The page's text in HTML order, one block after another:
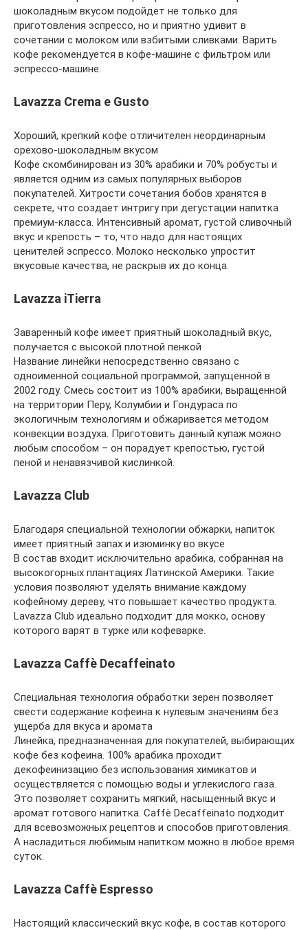
шоколадным вкусом подойдет не только для
приготовления эспрессо, но и приятно удивит в
сочетании с молоком или взбитыми сливками. Варить
кофе рекомендуется в кофе-машине с фильтром или
эспрессо-машине.
Lavazza Crema е Gusto
Хороший, крепкий кофе отличителен неординарным
орехово-шоколадным вкусом
Кофе скомбинирован из 30% арабики и 70% робусты и
является одним из самых популярных выборов
покупателей. Хитрости сочетания бобов хранятся в
секрете, что создает интригу при дегустации напитка
премиум-класса. Интенсивный аромат, густой сливочный
вкус и крепость – то, что надо для настоящих
ценителей эспрессо. Молоко несколько упростит
вкусовые качества, не раскрыв их до конца.
Lavazza iTierra
Заваренный кофе имеет приятный шоколадный вкус,
получается с высокой плотной пенкой
Название линейки непосредственно связано с
одноименной социальной программой, запущенной в
2002 году. Смесь состоит из 100% арабики, выращенной
на территории Перу, Колумбии и Гондураса по
экологичным технологиям и обжаривается методом
конвекции воздуха. Приготовить данный купаж можно
любым способом – он порадует крепостью, густой
пеной и ненавязчивой кислинкой.
Lavazza Club
Благодаря специальной технологии обжарки, напиток
имеет приятный запах и изюминку во вкусе
В состав входит исключительно арабика, собранная на
высокогорных плантациях Латинской Америки. Такие
условия позволяют уделять внимание каждому
кофейному дереву, что повышает качество продукта.
Lavazza Club идеально подходит для мокко, основу
которого варят в турке или кофеварке.
Lavazza Caffè Decaffeinato
Специальная технология обработки зерен позволяет
свести содержание кофеина к нулевым значениям без
ущерба для вкуса и аромата
Линейка, предназначенная для покупателей, выбирающих
кофе без кофеина. 100% арабика проходит
декофеинизацию без использования химикатов и
осуществляется с помощью воды и углекислого газа.
Это позволяет сохранить мягкий, насыщенный вкус и
аромат готового напитка. Caffè Decaffeinato подходит
для всевозможных рецептов и способов приготовления.
А насладиться любимым напитком можно в любое время
суток.
Lavazza Caffè Espresso
Настоящий классический вкус кофе, в состав которого